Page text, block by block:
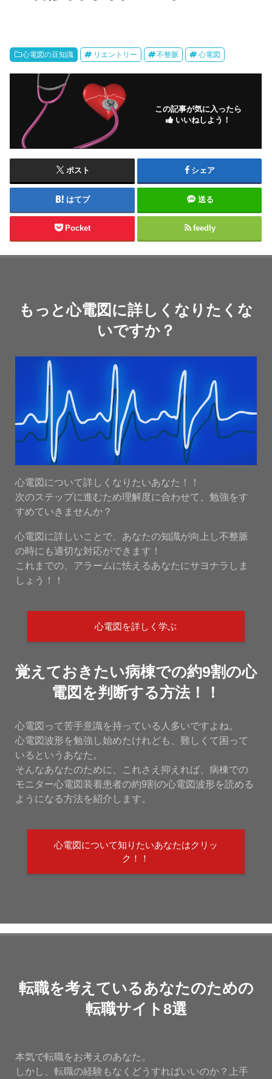
心電図の豆知識 リエントリー 不整脈 心電図
この記事が気に入ったら
いいねしよう！
ポスト シェア
はてブ 送る
Pocket feedly
もっと心電図に詳しくなりたくな
いですか？
心電図について詳しくなりたいあなた！！
次のステップに進むため理解度に合わせて、勉強をす
すめていきませんか？
心電図に詳しいことで、あなたの知識が向上し不整脈
の時にも適切な対応ができます！
これまでの、アラームに怯えるあなたにサヨナラしま
しょう！！
心電図を詳しく学ぶ
覚えておきたい病棟での約9割の心
電図を判断する方法！！
心電図って苦手意識を持っている人多いですよね。
心電図波形を勉強し始めたけれども、難しくて困って
いるというあなた。
そんなあなたのために、これさえ抑えれば、病棟での
モニター心電図装着患者の約9割の心電図波形を読める
ようになる方法を紹介します。
心電図について知りたいあなたはクリッ
ク！！
転職を考えているあなたのための
転職サイト8選
本気で転職をお考えのあなた。
しかし、転職の経験もなくどうすればいいのか？上手